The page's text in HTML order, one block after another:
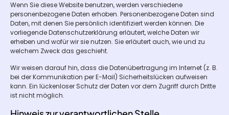
Wenn Sie diese Website benutzen, werden verschiedene
personenbezogene Daten erhoben. Personenbezogene Daten sind
Daten, mit denen Sie persönlich identifiziert werden können. Die
vorliegende Datenschutzerklärung erläutert, welche Daten wir
erheben und wofür wir sie nutzen. Sie erläutert auch, wie und zu
welchem Zweck das geschieht.
Wir weisen darauf hin, dass die Datenübertragung im Internet (z. B.
bei der Kommunikation per E-Mail) Sicherheitslücken aufweisen
kann. Ein lückenloser Schutz der Daten vor dem Zugriff durch Dritte
ist nicht möglich.